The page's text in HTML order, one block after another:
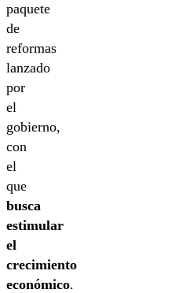
paquete
de
reformas
lanzado
por
el
gobierno,
con
el
que
busca
estimular
el
crecimiento
económico.